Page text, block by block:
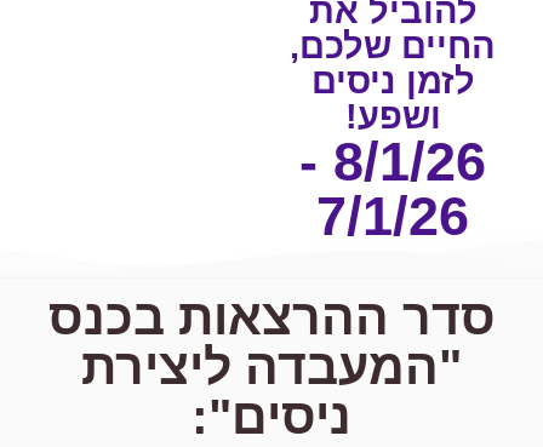
להוביל את
החיים שלכם,
לזמן ניסים
ושפע!
8/1/26 -
7/1/26
סדר ההרצאות בכנס
"המעבדה ליצירת
ניסים":